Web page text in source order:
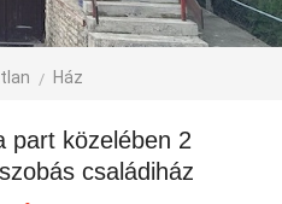
Ház
családiház